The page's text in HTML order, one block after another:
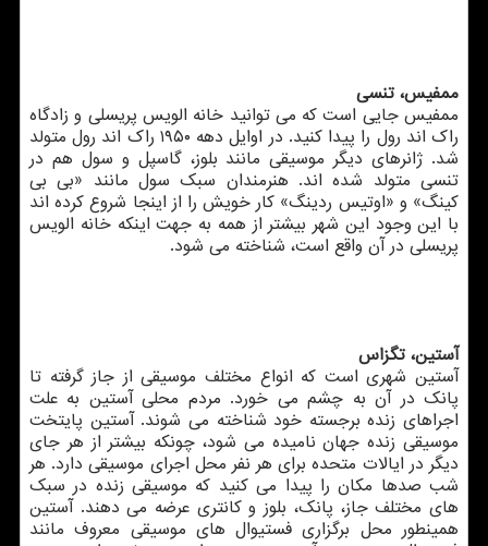
ممفیس، تنسی
ممفیس جایی است که می توانید خانه الویس پریسلی و زادگاه
راک اند رول را پیدا کنید. در اوایل دهه ۱۹۵۰ راک اند رول متولد
شد. ژانرهای دیگر موسیقی مانند بلوز، گاسپل و سول هم در
تنسی متولد شده اند. هنرمندان سبک سول مانند «بی بی
کینگ» و «اوتیس ردینگ» کار خویش را از اینجا شروع کرده اند
با این وجود این شهر بیشتر از همه به جهت اینکه خانه الویس
پریسلی در آن واقع است، شناخته می شود.
آستین، تگزاس
آستین شهری است که انواع مختلف موسیقی از جاز گرفته تا
پانک در آن به چشم می خورد. مردم محلی آستین به علت
اجراهای زنده برجسته خود شناخته می شوند. آستین پایتخت
موسیقی زنده جهان نامیده می شود، چونکه بیشتر از هر جای
دیگر در ایالات متحده برای هر نفر محل اجرای موسیقی دارد. هر
شب صدها مکان را پیدا می کنید که موسیقی زنده در سبک
های مختلف جاز، پانک، بلوز و کانتری عرضه می دهند. آستین
همینطور محل برگزاری فستیوال های موسیقی معروف مانند